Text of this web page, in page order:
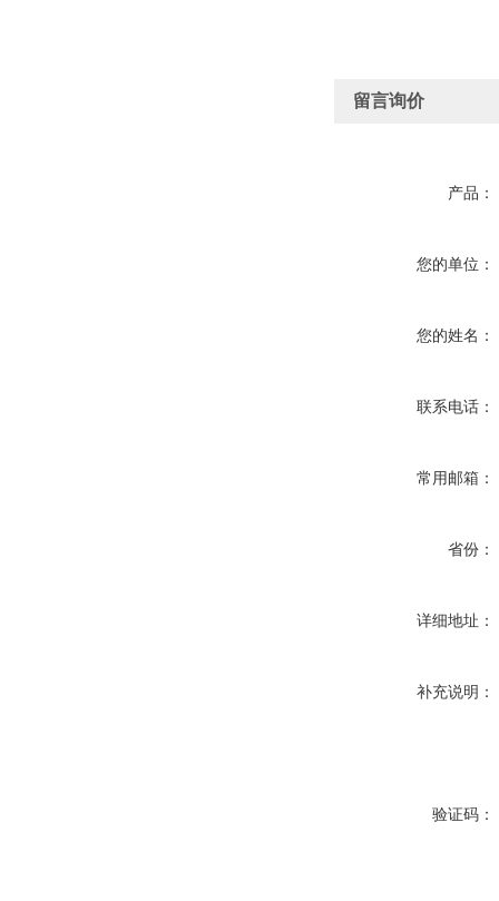
留言询价
产品：
您的单位：
您的姓名：
联系电话：
常用邮箱：
省份：
详细地址：
补充说明：
验证码：